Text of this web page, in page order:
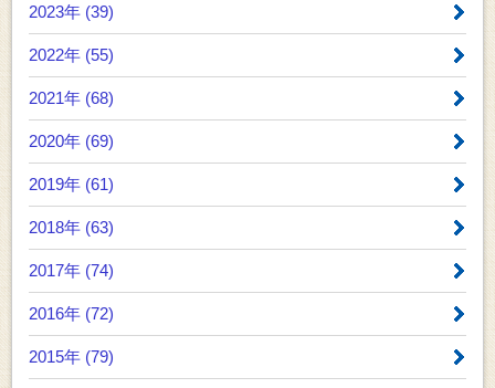
2023年 (39)
2022年 (55)
2021年 (68)
2020年 (69)
2019年 (61)
2018年 (63)
2017年 (74)
2016年 (72)
2015年 (79)